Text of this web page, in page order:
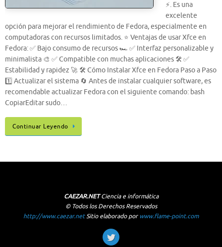
⚡. Es una
excelente
opción para mejorar el rendimiento de Fedora, especialmente en
computadoras con recursos limitados. ⭐ Ventajas de usar Xfce en
Fedora: ✅ Bajo consumo de recursos 🏎️ ✅ Interfaz personalizable y
minimalista 🎨 ✅ Compatible con muchas aplicaciones 🛠️ ✅
Estabilidad y rapidez 🚀 🛠️ Cómo Instalar Xfce en Fedora Paso a Paso
1️⃣ Actualizar el sistema 🔄 Antes de instalar cualquier software, es
recomendable actualizar Fedora con el siguiente comando: bash
CopiarEditar sudo…
Continuar Leyendo
CAEZAR.NETCiencia e informática
© Todos los Derechos Reservados
http://www.caezar.netSitio elaborado porwww.flame-point.com